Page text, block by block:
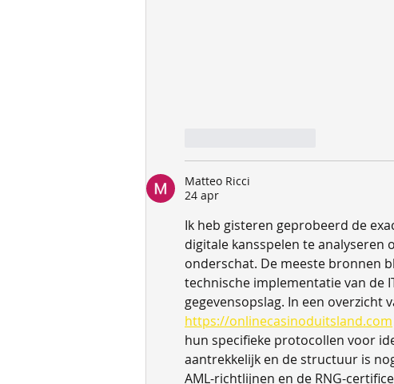
Matteo Ricci
24 apr
Ik heb gisteren geprobeerd de
digitale kansspelen te
onderschat. De meeste bronnen
technische implementatie van de
gegevensopslag. In een overzicht
https://onlinecasinoduitsland.com
hun specifieke protocollen voor
aantrekkelijk en de structuur is
AML-richtlijnen en de RNG-